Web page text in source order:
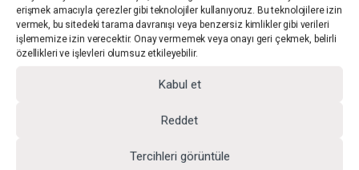
erişmek amacıyla çerezler gibi teknolojiler kullanıyoruz. Bu teknolojilere izin
vermek, bu sitedeki tarama davranışı veya benzersiz kimlikler gibi verileri
işlememize izin verecektir. Onay vermemek veya onayı geri çekmek, belirli
özellikleri ve işlevleri olumsuz etkileyebilir.
Kabul et
Reddet
Tercihleri görüntüle
Hızlı Bağlantılar